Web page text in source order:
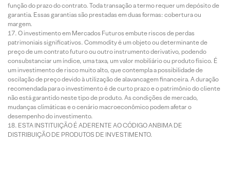
função do prazo do contrato. Toda transação a termo requer um depósito de
garantia. Essas garantias são prestadas em duas formas: cobertura ou
margem.
O investimento em Mercados Futuros embute riscos de perdas
patrimoniais significativos. Commodity é um objeto ou determinante de
preço de um contrato futuro ou outro instrumento derivativo, podendo
consubstanciar um índice, uma taxa, um valor mobiliário ou produto físico. É
um investimento de risco muito alto, que contempla a possibilidade de
oscilação de preço devido à utilização de alavancagem financeira. A duração
recomendada para o investimento é de curto prazo e o patrimônio do cliente
não está garantido neste tipo de produto. As condições de mercado,
mudanças climáticas e o cenário macroeconômico podem afetar o
desempenho do investimento.
ESTA INSTITUIÇÃO É ADERENTE AO CÓDIGO ANBIMA DE
DISTRIBUIÇÃO DE PRODUTOS DE INVESTIMENTO.